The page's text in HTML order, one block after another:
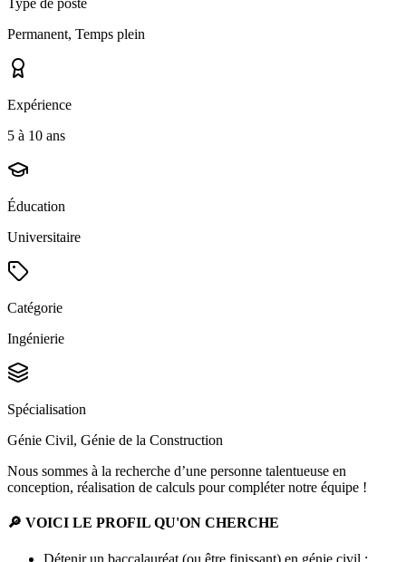
Type de poste
Permanent, Temps plein
Expérience
5 à 10 ans
Éducation
Universitaire
Catégorie
Ingénierie
Spécialisation
Génie Civil, Génie de la Construction
Nous sommes à la recherche d’une personne talentueuse en
conception, réalisation de calculs pour compléter notre équipe !
🔎 VOICI LE PROFIL QU'ON CHERCHE
Détenir un baccalauréat (ou être finissant) en génie civil ;